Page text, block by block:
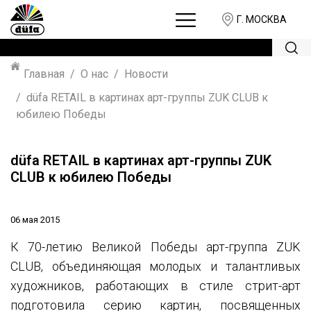
Г. МОСКВА
Главная О нас
Новости
düfa RETAIL в картинах арт-группы ZUK CLUB к
юбилею Победы
düfa RETAIL в картинах арт-группы ZUK
CLUB к юбилею Победы
06 мая 2015
К70-летию Великой Победы арт-группа ZUK
CLUB, объединяющая молодых и талантливых
художников, работающих в стиле стрит-арт
подготовила серию картин, посвященных